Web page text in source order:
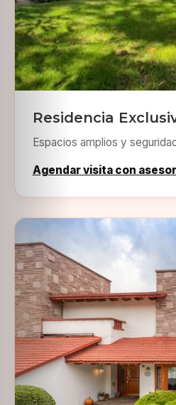
Residencia
Espacios amplios y
Agendar visita con